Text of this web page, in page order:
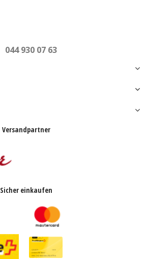
044 930 07 63
Versandpartner
Sicher einkaufen